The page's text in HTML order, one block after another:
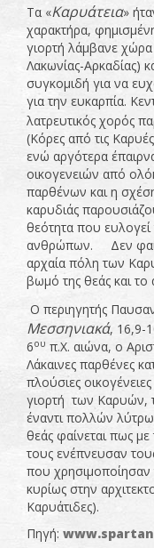
Τα «Καρυάτεια»
χαρακτήρα,
γιορτή λάμβανε
Λακωνίας-Αρκαδίας)
συγκομιδή για να
για την ευκαρπία.
λατρευτικός χορός
(Κόρες από τις
ενώ αργότερα
οικογενειών από
παρθένων και η
καρυδιάς
θεότητα που
ανθρώπων. Δεν
αρχαία πόλη των
βωμό της θεάς και
Ο περιηγητής
Μεσσηνιακά, 16,9-
6ου π.Χ. αιώνα, ο
Λάκαινες παρθένες
πλούσιες
γιορτή των Καρυών,
έναντι πολλών
θεάς φαίνεται πως
τους ενέπνευσαν
που χρησιμοποίησαν
κυρίως στην
Καρυάτιδες).
Πηγή: